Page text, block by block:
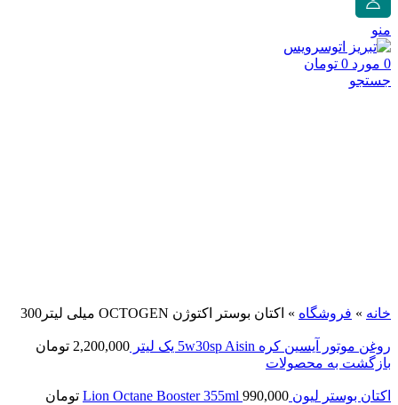
منو
0 مورد 0 تومان
جستجو
خانه » فروشگاه » اکتان بوستر اکتوژن OCTOGEN میلی لیتر300
روغن موتور آیسین کره 5w30sp Aisin یک لیتر 2,200,000 تومان
بازگشت به محصولات
اکتان بوستر لیون Lion Octane Booster 355ml 990,000 تومان